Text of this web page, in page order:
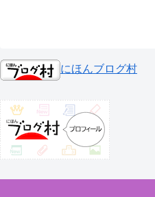
にほんブログ村